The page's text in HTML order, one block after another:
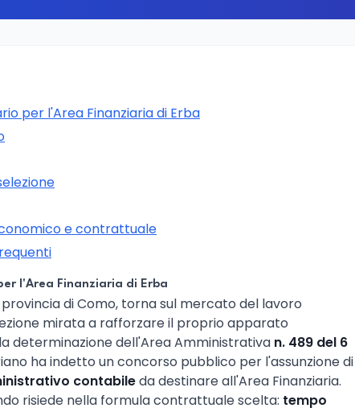
per l'Area Finanziaria di Erba
e contrattuale
l'Area Finanziaria di Erba
provincia di Como, torna sul mercato del lavoro
mirata a rafforzare il proprio apparato
determinazione dell'Area Amministrativa n. 489 del 6
ha indetto un concorso pubblico per l'assunzione di
contabileda destinare all'Area Finanziaria.
risiede nella formula contrattuale scelta: tempo